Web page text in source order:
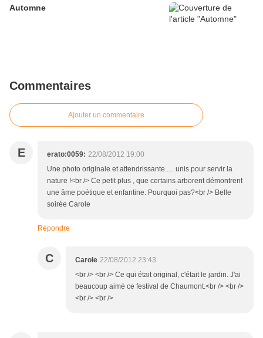
Automne
Commentaires
Ajouter un commentaire
E erato:0059: 22/08/2012 19:00
Une photo originale et attendrissante..... unis pour servir la
nature !<br /> Ce petit plus , que certains arborent démontrent
une âme poétique et enfantine. Pourquoi pas?<br /> Belle
soirée Carole
Répondre
C Carole 22/08/2012 23:43
<br /> <br /> Ce qui était original, c'était le jardin. J'ai
beaucoup aimé ce festival de Chaumont.<br /> <br />
<br /> <br />